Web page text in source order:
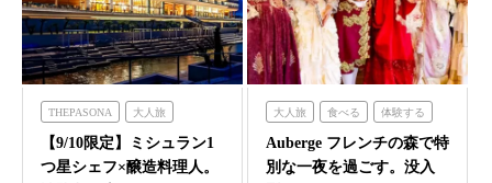
THEPASONA 大人旅
食べる 体験する
【9/10限定】ミシュラン1
つ星シェフ×醸造料理人。
大人旅 食べる 体験する
泊まる フレンチの森
Auberge フレンチの森で特
別な一夜を過ごす。没入